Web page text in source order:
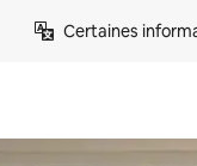
Certaines